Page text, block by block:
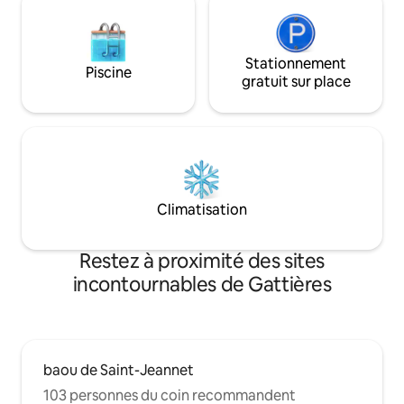
Piscine
Stationnement
gratuit sur place
Climatisation
Restez à proximité des sites
incontournables de Gattières
baou de Saint-Jeannet
103 personnes du coin recommandent